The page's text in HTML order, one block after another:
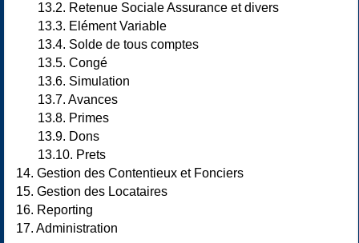
13.2. Retenue Sociale Assurance et divers
13.3. Elément Variable
13.4. Solde de tous comptes
13.5. Congé
13.6. Simulation
13.7. Avances
13.8. Primes
13.9. Dons
13.10. Prets
14. Gestion des Contentieux et Fonciers
15. Gestion des Locataires
16. Reporting
17. Administration